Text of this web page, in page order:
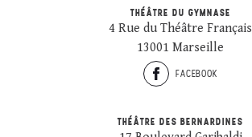
THÉÂTRE DU GYMNASE
4 Rue du Théâtre Français
13001 Marseille
FACEBOOK
THÉÂTRE DES BERNARDINES